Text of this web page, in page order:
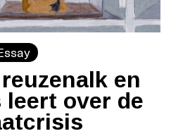
en
over de